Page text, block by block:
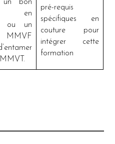
un bon
en
ou un
pré-requis
spécifiques en
couture pour
intégrer cette
formation